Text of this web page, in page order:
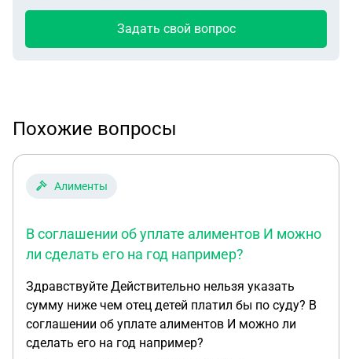
Задать свой вопрос
Похожие вопросы
Алименты
В соглашении об уплате алиментов И можно
ли сделать его на год например?
Здравствуйте Действительно нельзя указать
сумму ниже чем отец детей платил бы по суду? В
соглашении об уплате алиментов И можно ли
сделать его на год например?